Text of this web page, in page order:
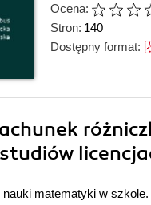
Ocena:
Stron: 140
Dostępny format:
matematyki w